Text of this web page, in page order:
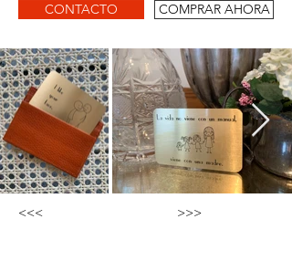
CONTACTO COMPRAR AHORA
<<< >>>